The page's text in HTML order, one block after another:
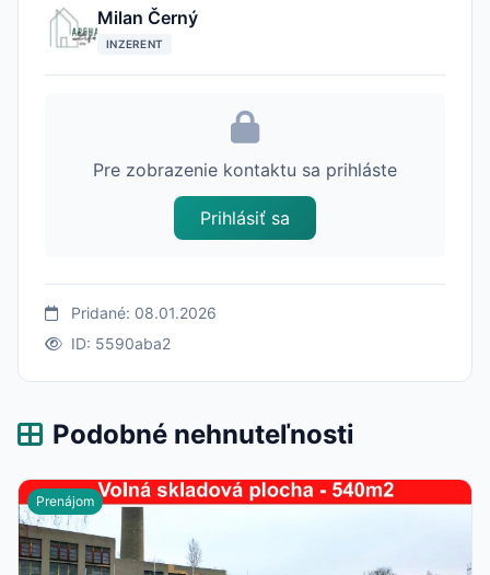
Milan Černý
INZERENT
Pre zobrazenie kontaktu sa prihláste
Prihlásiť sa
Pridané: 08.01.2026
ID: 5590aba2
Podobné nehnuteľnosti
Prenájom